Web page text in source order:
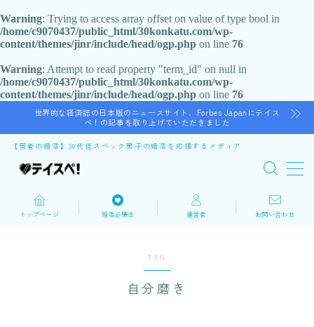
Warning: Trying to access array offset on value of type bool in
/home/c9070437/public_html/30konkatu.com/wp-
content/themes/jinr/include/head/ogp.php on line 76
Warning: Attempt to read property "term_id" on null in
/home/c9070437/public_html/30konkatu.com/wp-
content/themes/jinr/include/head/ogp.php on line 76
世界的な経済誌の日本版のニュースサイト、Forbes Japanにテイス
ペ！の記事を取り上げていただきました
【弱者の婚活】30代低スペック男子の婚活を応援するメディア
谷口テツ
婚活リカバリーコーチ
にフラれる。婚活力を磨き5年間の婚活の末に結婚し娘
同じ悩みを持つ人の役に立てばと思い、婚活で悩む30代
男性を応援するブログを執筆している。 公益財団法人
トップページ 婚活必勝法 運営者 お問い合わせ
TAG
自分磨き